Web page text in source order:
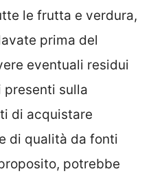
le frutta e verdura,
prima del
eventuali residui
sulla
di acquistare
di qualità da fonti
potrebbe